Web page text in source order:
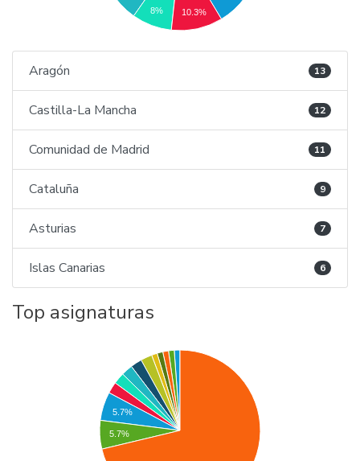
8% 10.3%
Aragón 13
Castilla-La Mancha 12
Comunidad de Madrid 11
Cataluña 9
Asturias 7
Islas Canarias 6
Top asignaturas
5.7%
5.7%